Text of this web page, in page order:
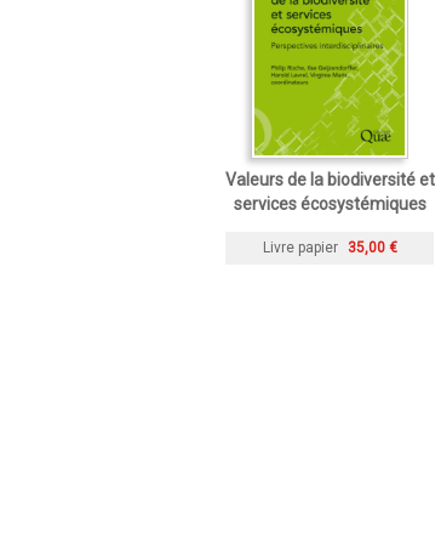
Valeurs de la biodiversité et
services écosystémiques
Livre papier 35,00 €